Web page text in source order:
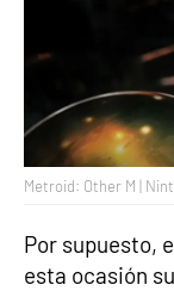
Metroid: Other M |
Por supuesto,
esta ocasión